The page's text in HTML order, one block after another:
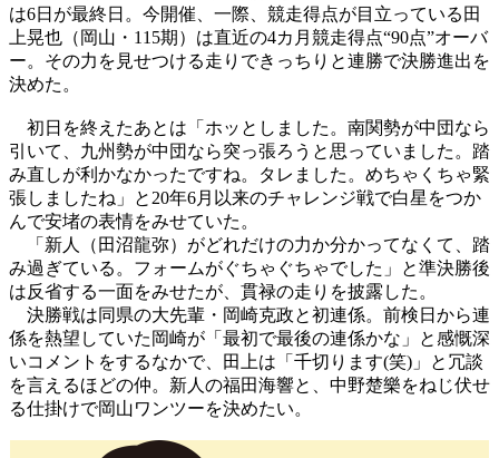
は6日が最終日。今開催、一際、競走得点が目立っている田
上晃也（岡山・115期）は直近の4カ月競走得点“90点”オーバ
ー。その力を見せつける走りできっちりと連勝で決勝進出を
決めた。
初日を終えたあとは「ホッとしました。南関勢が中団なら
引いて、九州勢が中団なら突っ張ろうと思っていました。踏
み直しが利かなかったですね。タレました。めちゃくちゃ緊
張しましたね」と20年6月以来のチャレンジ戦で白星をつか
んで安堵の表情をみせていた。
「新人（田沼龍弥）がどれだけの力か分かってなくて、踏
み過ぎている。フォームがぐちゃぐちゃでした」と準決勝後
は反省する一面をみせたが、貫禄の走りを披露した。
決勝戦は同県の大先輩・岡崎克政と初連係。前検日から連
係を熱望していた岡崎が「最初で最後の連係かな」と感慨深
いコメントをするなかで、田上は「千切ります(笑)」と冗談
を言えるほどの仲。新人の福田海響と、中野楚樂をねじ伏せ
る仕掛けで岡山ワンツーを決めたい。